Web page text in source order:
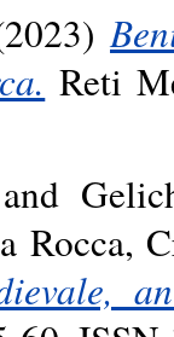
Reti
and
Rocca,